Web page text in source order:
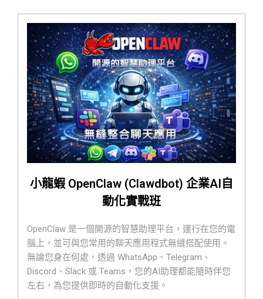
小龍蝦 OpenClaw (Clawdbot) 企業AI自
動化實戰班
OpenClaw 是一個開源的智慧助理平台，運行在您的電
腦上，並可與您常用的聊天應用程式無縫搭配使用。
無論您身在何處，透過 WhatsApp、Telegram、
Discord、Slack 或 Teams，您的AI助理都能隨時伴您
左右，為您提供即時的自動化支援。